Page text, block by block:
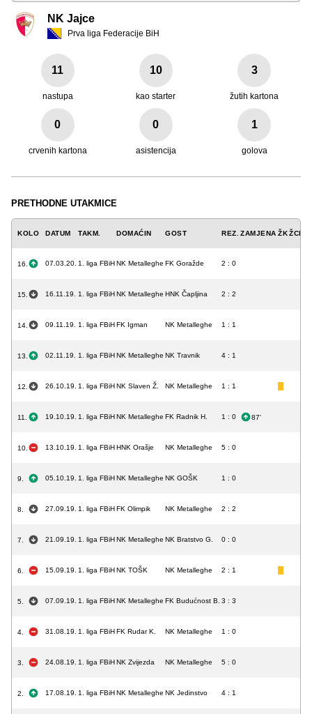
NK Jajce
Prva liga Federacije BiH
11
nastupa
10
kao starter
3
žutih kartona
0
crvenih kartona
0
asistencija
1
golova
PRETHODNE UTAKMICE
KOLO DATUM TAKM. DOMAĆIN GOST REZ. ZAMJENA ŽKŽCK
16. 07.03.20. 1. liga FBiHNK Metalleghe FK Goražde 2 : 0
15. 16.11.19. 1. liga FBiHNK Metalleghe HNK Čapljina 2 : 2
14. 09.11.19. 1. liga FBiHFK Igman NK Metalleghe 1 : 1
13. 02.11.19. 1. liga FBiHNK Metalleghe NK Travnik 4 : 1
12. 26.10.19. 1. liga FBiHNK Slaven Ž. NK Metalleghe 1 : 1
11. 19.10.19. 1. liga FBiHNK Metalleghe FK Radnik H. 1 : 0 87'
10. 13.10.19. 1. liga FBiHHNK Orašje NK Metalleghe 5 : 0
9. 05.10.19. 1. liga FBiHNK Metalleghe NK GOŠK 1 : 0
8. 27.09.19. 1. liga FBiHFK Olimpik NK Metalleghe 2 : 2
7. 21.09.19. 1. liga FBiHNK Metalleghe NK Bratstvo G. 0 : 0
6. 15.09.19. 1. liga FBiHNK TOŠK NK Metalleghe 2 : 1
5. 07.09.19. 1. liga FBiHNK Metalleghe FK Budućnost B. 3 : 3
4. 31.08.19. 1. liga FBiHFK Rudar K. NK Metalleghe 1 : 0
3. 24.08.19. 1. liga FBiHNK Zvijezda NK Metalleghe 5 : 0
2. 17.08.19. 1. liga FBiHNK Metalleghe NK Jedinstvo 4 : 1